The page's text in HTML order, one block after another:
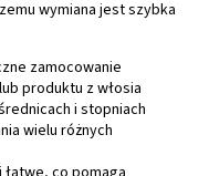
wymiana jest szybka
zamocowanie
produktu z włosia
i stopniach
wielu różnych